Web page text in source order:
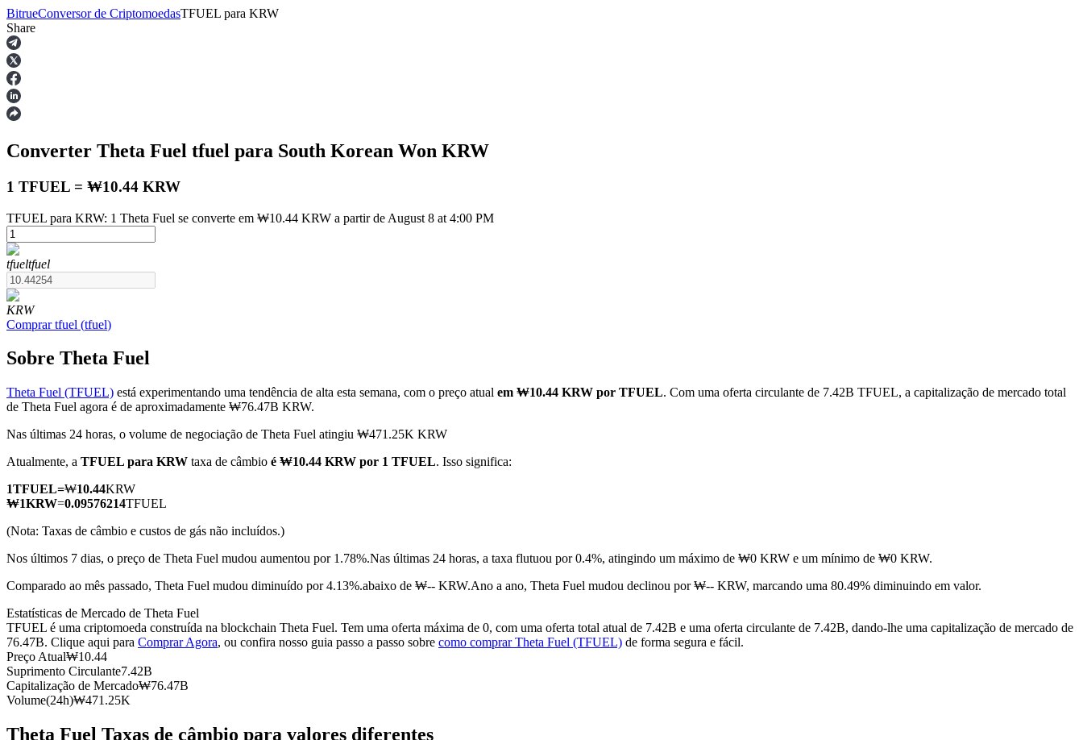
Futuros
Futuros de USDT
Futuros usando USDT como garantia
Futuros COIN-M
Futuros de criptomoeda
BitrueConversor de CriptomoedasTFUEL para KRW
Share
Converter Theta Fuel tfuel para South Korean Won KRW
1 TFUEL = ₩10.44 KRW
TFUEL para KRW: 1 Theta Fuel se converte em ₩10.44 KRW a partir de August 8 at 4:00 PM
tfueltfuel
KRW
Comprar tfuel (tfuel)
Sobre Theta Fuel
Theta Fuel (TFUEL) está experimentando uma tendência de alta esta semana, com o preço atual em ₩10.44 KRW por TFUEL. Com uma oferta circulante de 7.42B TFUEL, a capitalização de mercado total
de Theta Fuel agora é de aproximadamente ₩76.47B KRW.
Nas últimas 24 horas, o volume de negociação de Theta Fuel atingiu ₩471.25K KRW
Atualmente, a TFUEL para KRW taxa de câmbio é ₩10.44 KRW por 1 TFUEL. Isso significa:
1TFUEL=₩10.44KRW
₩1KRW=0.09576214TFUEL
(Nota: Taxas de câmbio e custos de gás não incluídos.)
Nos últimos 7 dias, o preço de Theta Fuel mudou aumentou por 1.78%.Nas últimas 24 horas, a taxa flutuou por 0.4%, atingindo um máximo de ₩0 KRW e um mínimo de ₩0 KRW.
Comparado ao mês passado, Theta Fuel mudou diminuído por 4.13%.abaixo de ₩-- KRW.Ano a ano, Theta Fuel mudou declinou por ₩-- KRW, marcando uma 80.49% diminuindo em valor.
Estatísticas de Mercado de Theta Fuel
TFUEL é uma criptomoeda construída na blockchain Theta Fuel. Tem uma oferta máxima de 0, com uma oferta total atual de 7.42B e uma oferta circulante de 7.42B, dando-lhe uma capitalização de mercado de
76.47B. Clique aqui para Comprar Agora, ou confira nosso guia passo a passo sobre como comprar Theta Fuel (TFUEL) de forma segura e fácil.
Preço Atual₩10.44
Suprimento Circulante7.42B
Capitalização de Mercado₩76.47B
Volume(24h)₩471.25K
Theta Fuel Taxas de câmbio para valores diferentes